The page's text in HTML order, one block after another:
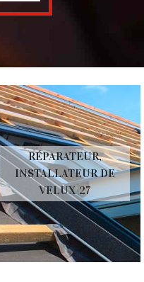
RÉPARATEUR,
INSTALLATEUR DE
VELUX 27